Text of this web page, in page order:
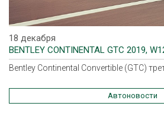
18 декабря
BENTLEY CONTINENTAL GTC 2019,
Bentley Continental Convertible (GTC)
Автоновости